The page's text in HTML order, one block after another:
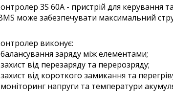
3S 60A - пристрій для керування
може забезпечувати максимальний
виконує:
балансування заряду між елементами;
захист від перезаряду та перерозряду;
захист від короткого замикання та
моніторинг напруги та температури